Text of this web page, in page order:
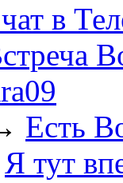
в
Есть
Я тут